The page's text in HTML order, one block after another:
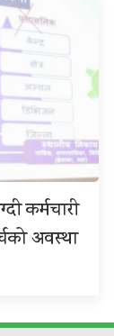
कर्मचारी
अवस्था